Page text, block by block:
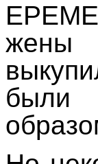
жены
были